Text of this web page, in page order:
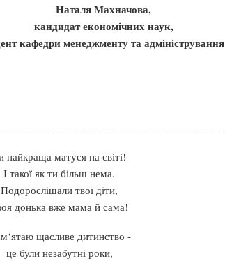
Наталя Махначова,
кандидат економічних наук,
кафедри менеджменту та адміністрування
найкраща матуся на світі!
І такої як ти більш нема.
Подорослішали твої діти,
донька вже мама й сама!
щасливе дитинство -
це були незабутні роки,